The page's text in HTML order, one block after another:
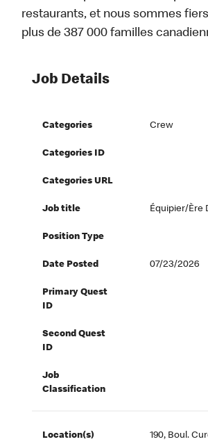
restaurants, et nous sommes
plus de 387 000 familles
Job Details
Categories Crew
Categories ID
Categories URL
Job title Équipier/ère
Position Type
Date Posted 07/23/2026
Primary Quest
ID
Second Quest
ID
Job
Classification
Location(s)
190, Boul.